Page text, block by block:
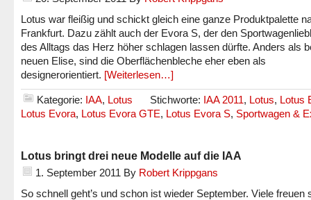
Lotus war fleißig und schickt gleich eine ganze Produktpalette
Frankfurt. Dazu zählt auch der Evora S, der den
des Alltags das Herz höher schlagen lassen dürfte. Anders als
neuen Elise, sind die Oberflächenbleche eher eben als
designerorientiert. [Weiterlesen…]
Kategorie: IAA, Lotus Stichworte: IAA 2011, Lotus, Lotus
Lotus Evora, Lotus Evora GTE, Lotus Evora S, Sportwagen &
Lotus bringt drei neue Modelle auf die IAA
1. September 2011 By Robert Krippgans
So schnell geht’s und schon ist wieder September. Viele freuen